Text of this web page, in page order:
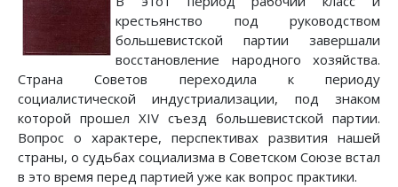
крестьянство под руководством
большевистской партии завершали
восстановление народного хозяйства.
Страна Советов переходила к периоду
социалистической индустриализации, под знаком
которой прошел XIV съезд большевистской партии.
Вопрос о характере, перспективах развития нашей
страны, о судьбах социализма в Советском Союзе встал
в это время перед партией уже как вопрос практики.